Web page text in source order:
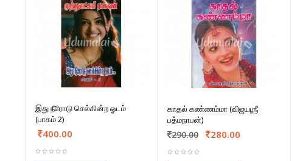
இது நீரோடு செல்கின்ற ஓடம்
(பாகம் 2)
400.00
காதல் கண்ணம்மா (விஜயஶ்ரீ
பத்மநாபன்)
290.00 280.00